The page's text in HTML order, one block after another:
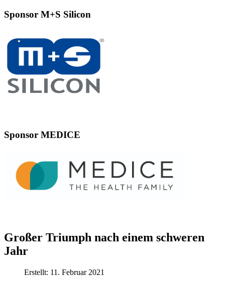
Sponsor M+S Silicon
Sponsor MEDICE
Großer Triumph nach einem schweren
Jahr
Erstellt: 11. Februar 2021